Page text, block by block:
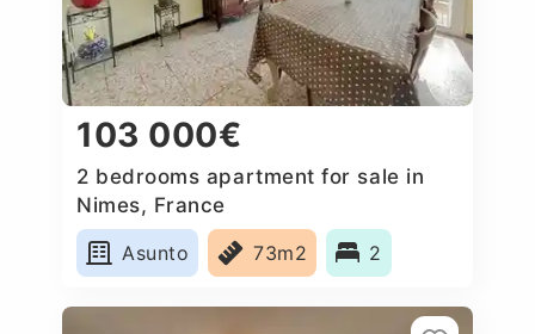
103 000€
2 bedrooms apartment for sale in
Nimes, France
Asunto
73m2 2